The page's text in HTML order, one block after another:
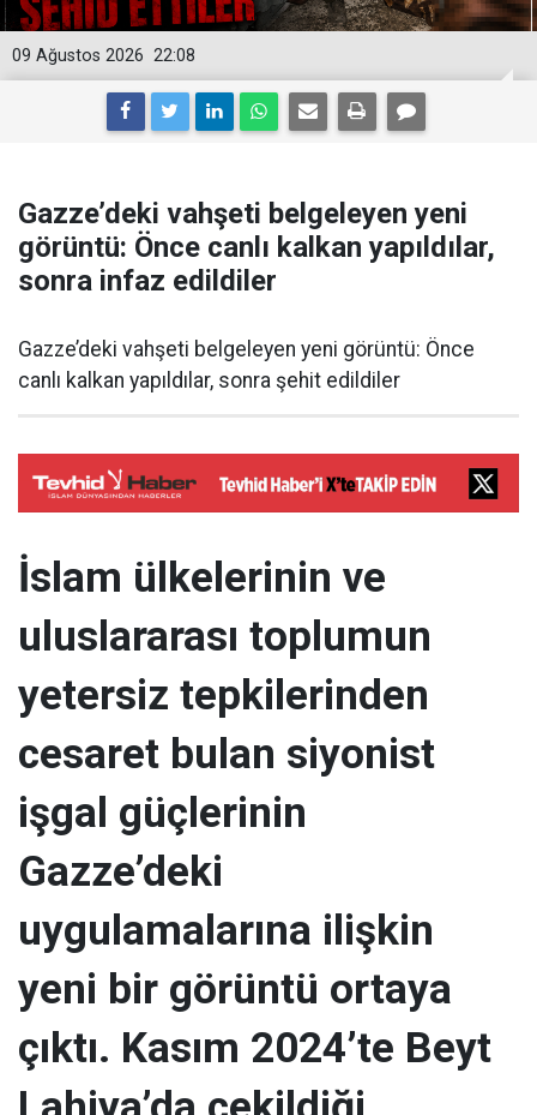
22:08
09 Ağustos 2026
Gazze’deki vahşeti belgeleyen yeni
görüntü: Önce canlı kalkan yapıldılar,
sonra infaz edildiler
Gazze’deki vahşeti belgeleyen yeni görüntü: Önce
canlı kalkan yapıldılar, sonra şehit edildiler
İslam ülkelerinin ve
uluslararası toplumun
yetersiz tepkilerinden
cesaret bulan siyonist
işgal güçlerinin
Gazze’deki
uygulamalarına ilişkin
yeni bir görüntü ortaya
çıktı. Kasım 2024’te Beyt